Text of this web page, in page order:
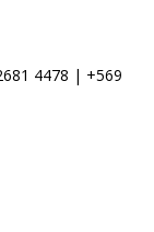
4478 | +569